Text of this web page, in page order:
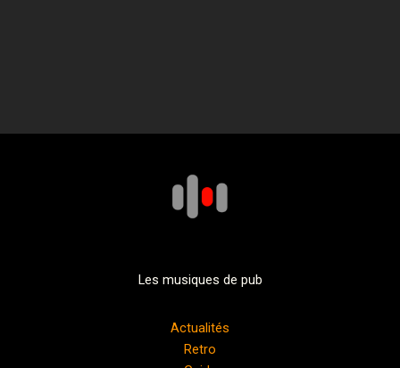
Les musiques de pub
Actualités
Retro